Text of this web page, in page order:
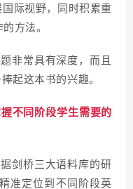
际视野，同时积累重
方法。
非常具有深度，而且
起这本书的兴趣。
不同阶段学生需要的
剑桥三大语料库的研
准定位到不同阶段英